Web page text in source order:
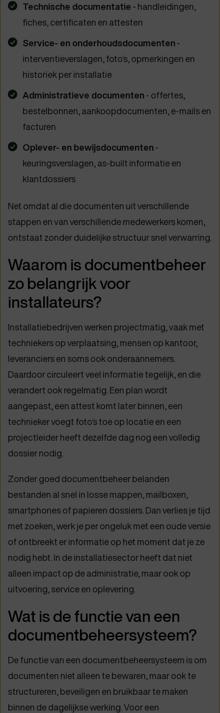
Technische documentatie - handleidingen,
fiches, certificaten en attesten
Service- en onderhoudsdocumenten -
interventieverslagen, foto’s, opmerkingen en
historiek per installatie
Administratieve documenten - offertes,
bestelbonnen, aankoopdocumenten, e-mails en
facturen
Oplever- en bewijsdocumenten -
keuringsverslagen, as-built informatie en
klantdossiers
Net omdat al die documenten uit verschillende
stappen en van verschillende medewerkers komen,
ontstaat zonder duidelijke structuur snel verwarring.
Waarom is documentbeheer
zo belangrijk voor
installateurs?
Installatiebedrijven werken projectmatig, vaak met
techniekers op verplaatsing, mensen op kantoor,
leveranciers en soms ook onderaannemers.
Daardoor circuleert veel informatie tegelijk, en die
verandert ook regelmatig. Een plan wordt
aangepast, een attest komt later binnen, een
technieker voegt foto’s toe op locatie en een
projectleider heeft dezelfde dag nog een volledig
dossier nodig.
Zonder goed documentbeheer belanden
bestanden al snel in losse mappen, mailboxen,
smartphones of papieren dossiers. Dan verlies je tijd
met zoeken, werk je per ongeluk met een oude versie
of ontbreekt er informatie op het moment dat je ze
nodig hebt. In de installatiesector heeft dat niet
alleen impact op de administratie, maar ook op
uitvoering, service en oplevering.
Wat is de functie van een
documentbeheersysteem?
De functie van een documentbeheersysteem is om
documenten niet alleen te bewaren, maar ook te
structureren, beveiligen en bruikbaar te maken
binnen de dagelijkse werking. Voor een